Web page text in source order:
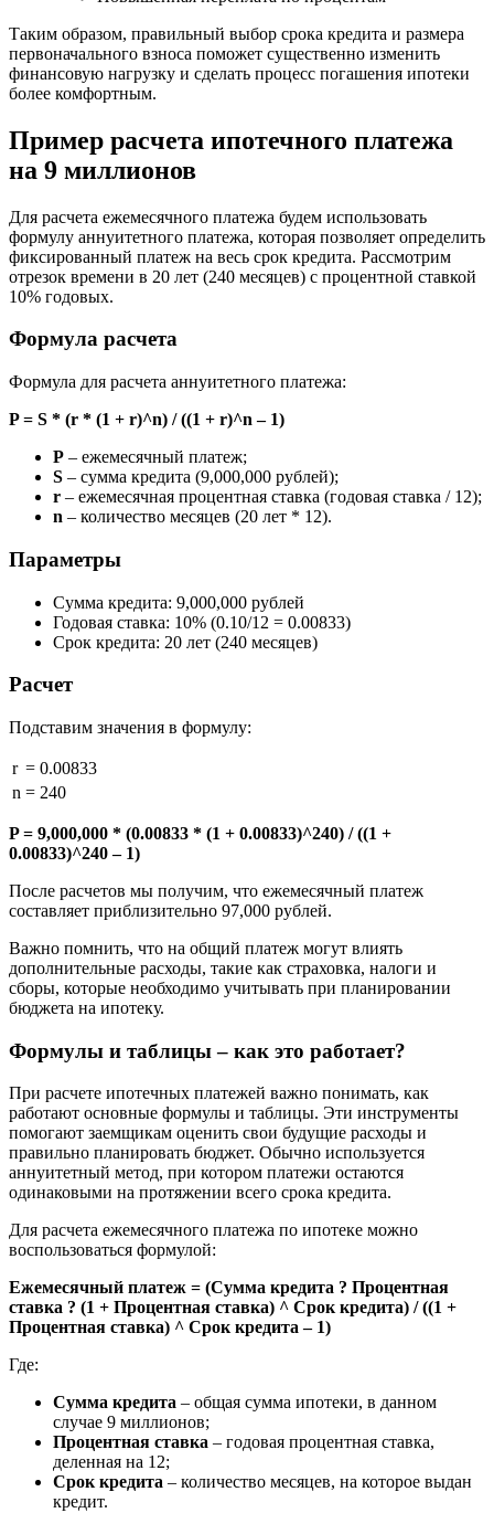
Таким образом, правильный выбор срока кредита и размера
первоначального взноса поможет существенно изменить
финансовую нагрузку и сделать процесс погашения ипотеки
более комфортным.
Пример расчета ипотечного платежа
на 9 миллионов
Для расчета ежемесячного платежа будем использовать
формулу аннуитетного платежа, которая позволяет определить
фиксированный платеж на весь срок кредита. Рассмотрим
отрезок времени в 20 лет (240 месяцев) с процентной ставкой
10% годовых.
Формула расчета
Формула для расчета аннуитетного платежа:
P = S * (r * (1 + r)^n) / ((1 + r)^n – 1)
P – ежемесячный платеж;
S – сумма кредита (9,000,000 рублей);
r – ежемесячная процентная ставка (годовая ставка / 12);
n – количество месяцев (20 лет * 12).
Параметры
Сумма кредита: 9,000,000 рублей
Годовая ставка: 10% (0.10/12 = 0.00833)
Срок кредита: 20 лет (240 месяцев)
Расчет
Подставим значения в формулу:
r = 0.00833
n = 240
P = 9,000,000 * (0.00833 * (1 + 0.00833)^240) / ((1 +
0.00833)^240 – 1)
После расчетов мы получим, что ежемесячный платеж
составляет приблизительно 97,000 рублей.
Важно помнить, что на общий платеж могут влиять
дополнительные расходы, такие как страховка, налоги и
сборы, которые необходимо учитывать при планировании
бюджета на ипотеку.
Формулы и таблицы – как это работает?
При расчете ипотечных платежей важно понимать, как
работают основные формулы и таблицы. Эти инструменты
помогают заемщикам оценить свои будущие расходы и
правильно планировать бюджет. Обычно используется
аннуитетный метод, при котором платежи остаются
одинаковыми на протяжении всего срока кредита.
Для расчета ежемесячного платежа по ипотеке можно
воспользоваться формулой:
Ежемесячный платеж = (Сумма кредита ? Процентная
ставка ? (1 + Процентная ставка) ^ Срок кредита) / ((1 +
Процентная ставка) ^ Срок кредита – 1)
Где:
Сумма кредита – общая сумма ипотеки, в данном
случае 9 миллионов;
Процентная ставка – годовая процентная ставка,
деленная на 12;
Срок кредита – количество месяцев, на которое выдан
кредит.